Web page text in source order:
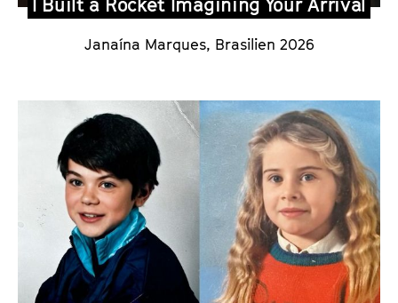
Janaína Marques, Brasilien 2026